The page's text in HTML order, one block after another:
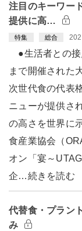
注目のキーワー
提供に高…
特集 総合
●生活者との
まで開催された
次世代食の代表
ニューが提供さ
の高さを世界に
食産業協会（
オン「宴～
企…続きを読む
代替食・プラン
み